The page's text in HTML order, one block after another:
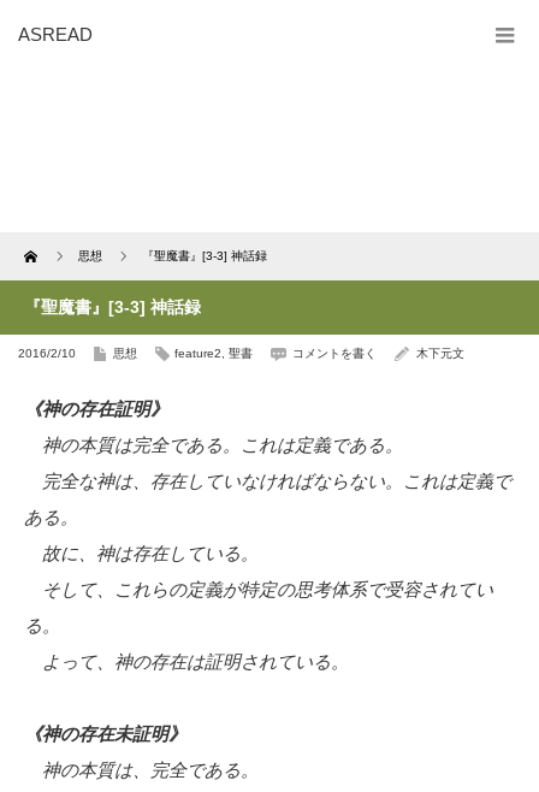
ASREAD
Home 思想 『聖魔書』[3-3] 神話録
『聖魔書』[3-3] 神話録
2016/2/10 思想 feature2 聖書 コメントを書く 木下元文
《神の存在証明》
神の本質は完全である。これは定義である。
完全な神は、存在していなければならない。これは定義で
ある。
故に、神は存在している。
そして、これらの定義が特定の思考体系で受容されてい
る。
よって、神の存在は証明されている。
《神の存在未証明》
神の本質は、完全である。